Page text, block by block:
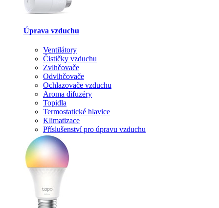
Úprava vzduchu
Ventilátory
Čističky vzduchu
Zvlhčovače
Odvlhčovače
Ochlazovače vzduchu
Aroma difuzéry
Topidla
Termostatické hlavice
Klimatizace
Příslušenství pro úpravu vzduchu